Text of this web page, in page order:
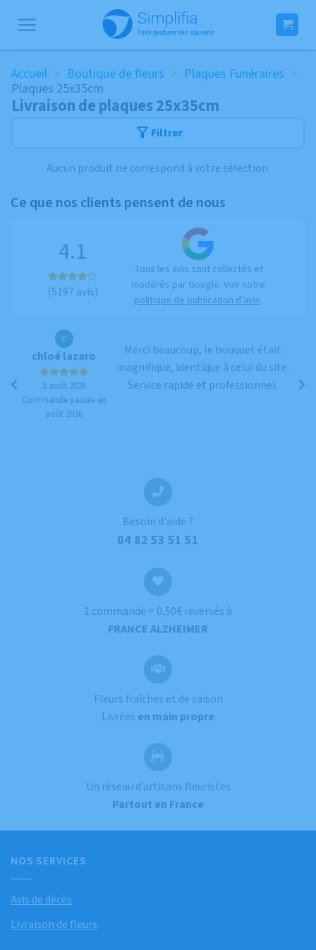
Accueil Boutique de fleurs Plaques Funéraires
Plaques 25x35cm
Livraison de plaques 25x35cm
Filtrer
Aucun produit ne correspond à votre sélection.
Ce que nos clients pensent de nous
4.1
(5197 avis)
Tous les avis sont collectés et
modérés par Google. Voir notre
politique de publication d’avis.
chloé lazaro
5 août 2026
Commande passée en
août 2026
Merci beaucoup, le bouquet était
magnifique, identique à celui du site.
Service rapide et professionnel.
Besoin d'aide ?
04 82 53 51 51
1 commande = 0,50€ reversés à
FRANCE ALZHEIMER
Fleurs fraîches et de saison
Livrées en main propre
Un réseau d’artisans fleuristes
Partout en France
NOS SERVICES
Avis de décès
Livraison de fleurs